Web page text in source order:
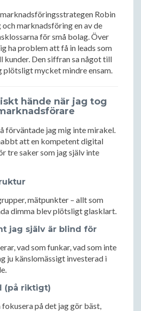
Robin
marknadsföring en av de
för små bolag. Över
ha problem att få in leads som
kunder. Den siffran sa något till
plötsligt mycket mindre ensam.
hände när jag tog
förväntade jag mig inte mirakel.
att en kompetent digital
tre saker som jag själv inte
mätpunkter – allt som
dimma blev plötsligt glasklart.
jag själv är blind för
vad som funkar, vad som inte
ju känslomässigt investerad i
(på riktigt)
fokusera på det jag gör bäst,